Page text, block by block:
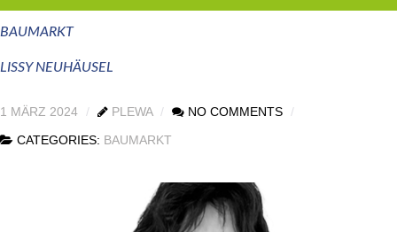
BAUMARKT
LISSY NEUHÄUSEL
1 MÄRZ 2024 PLEWA NO COMMENTS
CATEGORIES: BAUMARKT